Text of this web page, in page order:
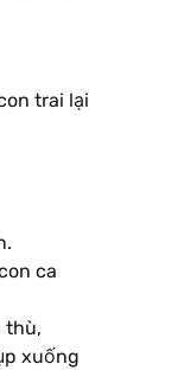
trai lại
ca
thù,
xuống